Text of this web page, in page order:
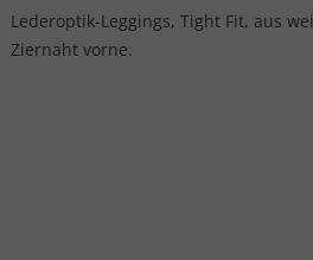
Lederoptik-Leggings, Tight Fit, aus
Ziernaht vorne.